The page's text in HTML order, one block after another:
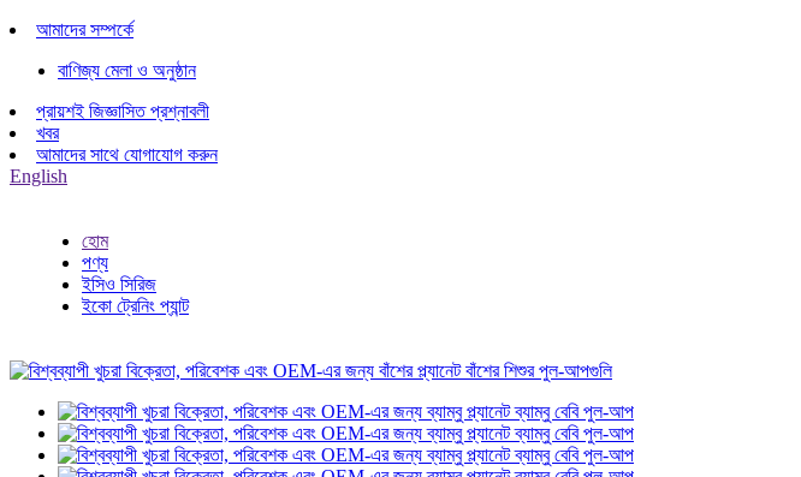
আমাদের সম্পর্কে
বাণিজ্য মেলা ও অনুষ্ঠান
প্রায়শই জিজ্ঞাসিত প্রশ্নাবলী
খবর
আমাদের সাথে যোগাযোগ করুন
English
হোম
পণ্য
ইসিও সিরিজ
ইকো ট্রেনিং প্যান্ট